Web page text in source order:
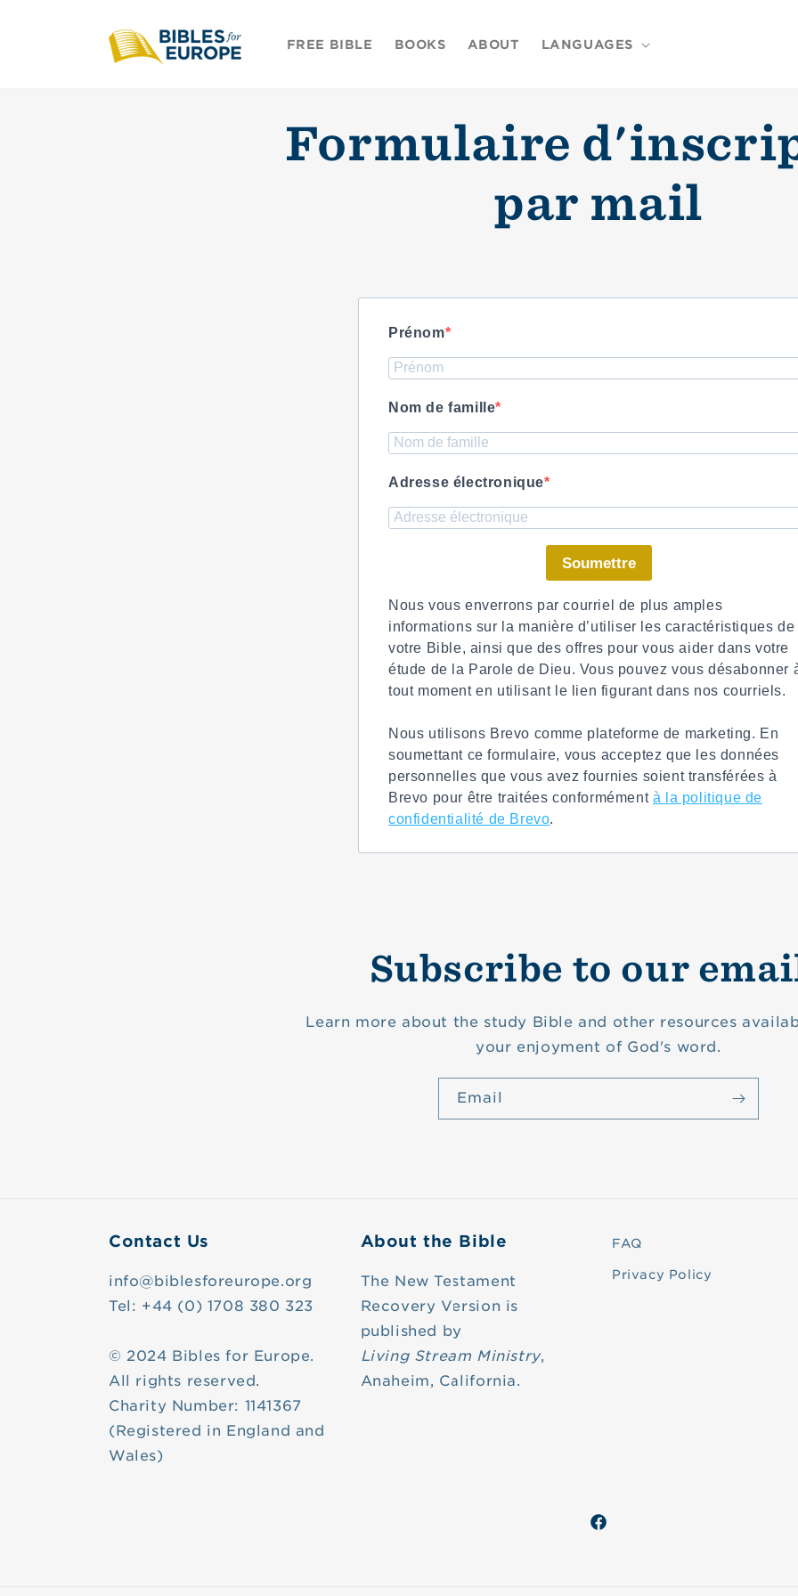
FREE BIBLE BOOKS ABOUT LANGUAGES
Formulaire
par mail
Prénom
Nom de famille
Adresse électronique
Soumettre
Nous vous enverrons par courriel de plus amples
informations sur la manière d’utiliser les caractéristiques de
votre Bible, ainsi que des offres pour vous aider dans votre
étude de la Parole de Dieu. Vous pouvez vous désabonner
tout moment en utilisant le lien figurant dans nos courriels.
Nous utilisons Brevo comme plateforme de marketing. En
soumettant ce formulaire, vous acceptez que les données
personnelles que vous avez fournies soient transférées à
Brevo pour être traitées conformément à la politique de
confidentialité de Brevo.
Subscribe to our
Learn more about the study Bible and other resources
your enjoyment of God's word.
Email
Contact Us
info@biblesforeurope.org
Tel: +44 (0) 1708 380 323
© 2024 Bibles for Europe.
All rights reserved.
Charity Number: 1141367
(Registered in England and
Wales)
About the Bible
The New Testament
Recovery Version is
published by
Living Stream Ministry,
Anaheim, California.
FAQ
Privacy Policy
Facebook